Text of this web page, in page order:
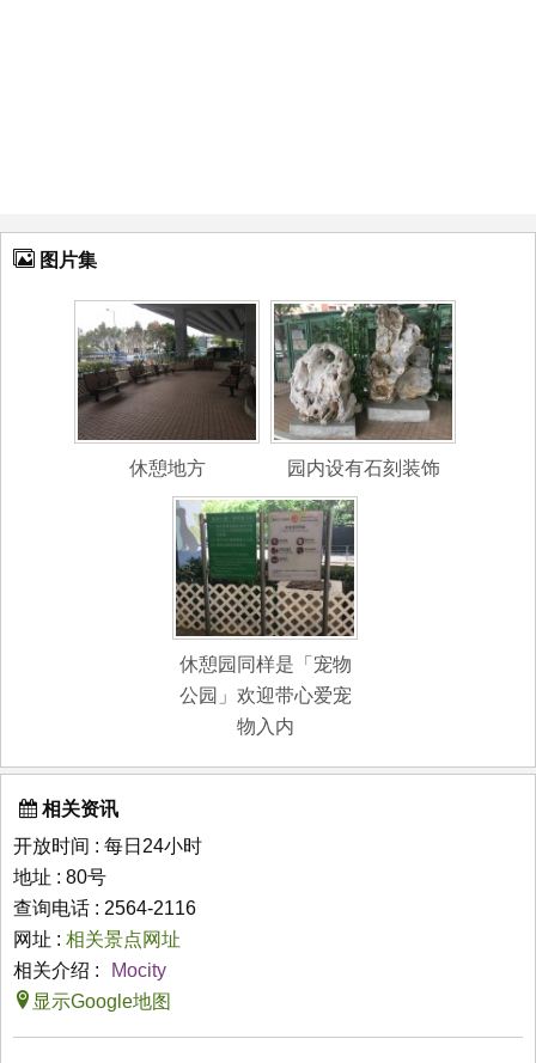
图片集
休憩地方 园内设有石刻装饰
休憩园同样是「宠物
公园」欢迎带心爱宠
物入内
相关资讯
开放时间 : 每日24小时
地址 : 80号
查询电话 : 2564-2116
网址 : 相关景点网址
相关介绍 :
Mocity
显示Google地图